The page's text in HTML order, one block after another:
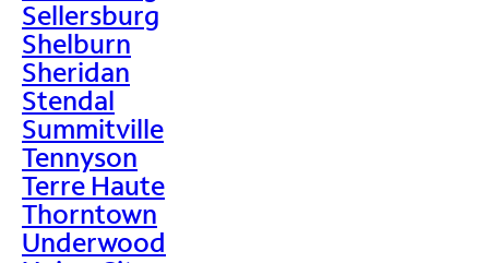
Sellersburg
Shelburn
Sheridan
Stendal
Summitville
Tennyson
Terre Haute
Thorntown
Underwood